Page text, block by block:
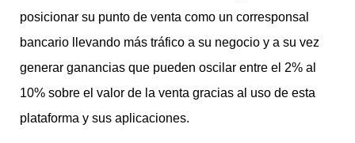
posicionar su punto de venta como un corresponsal
bancario llevando más tráfico a su negocio y a su vez
generar ganancias que pueden oscilar entre el 2% al
10% sobre el valor de la venta gracias al uso de esta
plataforma y sus aplicaciones.